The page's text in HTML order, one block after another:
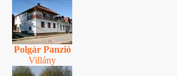
Polgár Panzió
Villány